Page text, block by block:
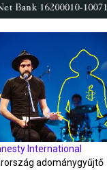
International
adománygyűjtő